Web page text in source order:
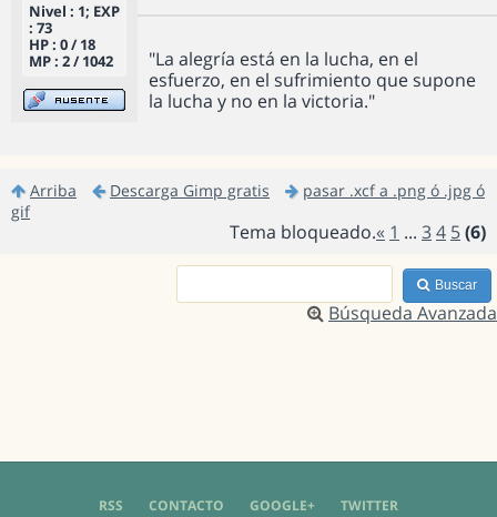
Nivel : 1; EXP
: 73
HP : 0 / 18
MP : 2 / 1042
"La alegría está en la lucha, en el
esfuerzo, en el sufrimiento que supone
la lucha y no en la victoria."
Arriba Descarga Gimp gratis
pasar .xcf a .png ó .jpg ó
gif
« 1 ... 34 5(6)
Tema bloqueado.
Buscar
Búsqueda Avanzada
RSS CONTACTO GOOGLE+ TWITTER